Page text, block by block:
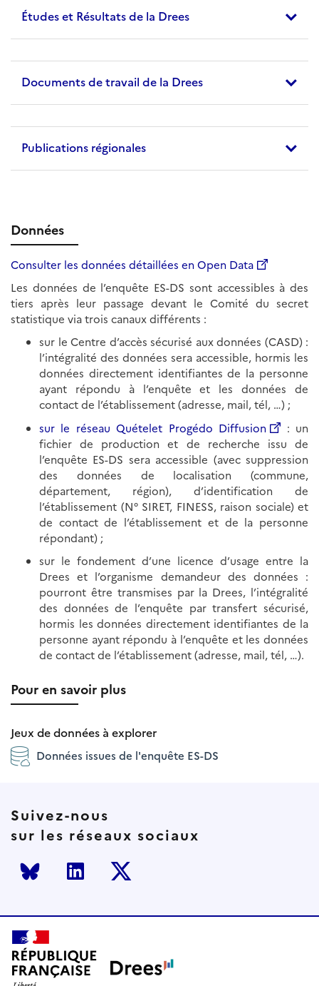
Études et Résultats de la Drees
Documents de travail de la Drees
Publications régionales
Données
Consulter les données détaillées en Open Data
Les données de l’enquête ES-DS sont accessibles à des
tiers après leur passage devant le Comité du secret
statistique via trois canaux différents :
sur le Centre d’accès sécurisé aux données (CASD) :
l’intégralité des données sera accessible, hormis les
données directement identifiantes de la personne
ayant répondu à l’enquête et les données de
contact de l’établissement (adresse, mail, tél, …) ;
sur le réseau Quételet Progédo Diffusion
: un
fichier de production et de recherche issu de
l’enquête ES-DS sera accessible (avec suppression
des données de localisation (commune,
département, région), d’identification de
l’établissement (N° SIRET, FINESS, raison sociale) et
de contact de l’établissement et de la personne
répondant) ;
sur le fondement d’une licence d’usage entre la
Drees et l’organisme demandeur des données :
pourront être transmises par la Drees, l’intégralité
des données de l’enquête par transfert sécurisé,
hormis les données directement identifiantes de la
personne ayant répondu à l’enquête et les données
de contact de l’établissement (adresse, mail, tél, …).
Pour en savoir plus
Jeux de données à explorer
Données issues de l'enquête ES-DS
Suivez-nous
sur les réseaux sociaux
Bluesky LinkedInTwitter